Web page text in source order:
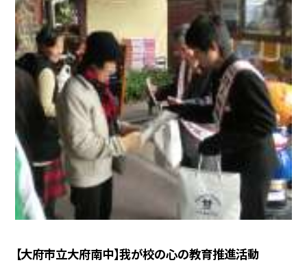
【大府市立大府南中】我が校の心の教育推進活動